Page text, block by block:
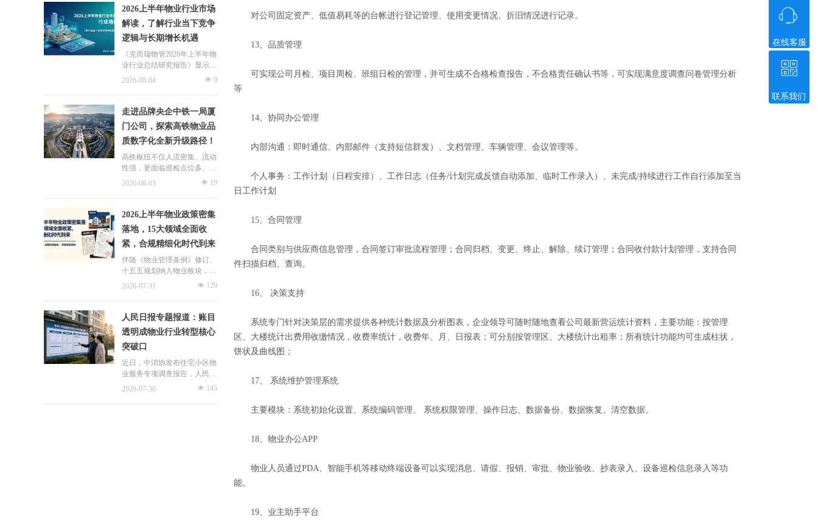
对公司固定资产、低值易耗等的台帐进行登记管理、使用变更情况、折旧情况进行记录。
13、品质管理
可实现公司月检、 项目周检、班组日检的管理，并可生成不合格检查报告，不合格责任确认书等，可实现满意度调查问卷管理分析
等
14、协同办公管理
内部沟通：即时通信、内部邮件（支持短信群发）、文档管理、车辆管理、会议管理等。
个人事务：工作计划（日程安排）、工作日志（任务/计划完成反馈自动添加、临时工作录入）、未完成/持续进行工作自行添加至当
日工作计划
15、合同管理
合同类别与供应商信息管理，合同签订审批流程管理；合同归档、变更、终止、解除、续订管理；合同收付款计划管理，支持合同
件扫描归档、查询。
16、 决策支持
系统专门针对决策层的需求提供各种统计数据及分析图表，企业领导可随时随地查看公司最新营运统计资料，主要功能：按管理
区、大楼统计出费用收缴情况，收费率统计，收费年、月、日报表；可分别按管理区、大楼统计出租率；所有统计功能均可生成柱状，
饼状及曲线图；
17、 系统维护管理系统
主要模块：系统初始化设置、系统编码管理、 系统权限管理、操作日志、数据备份、数据恢复、清空数据。
18、物业办公APP
物业人员通过PDA、智能手机等移动终端设备可以实现消息、请假、报销、审批、物业验收、抄表录入、设备巡检信息录入等功
能。
19、业主助手平台
独经营难以盈利，连片整合、
片区化托管成为主流模式，政
企协同搭建长效运营机制，依
托社区增值服务反哺基础物业
服务，形成可持续经营闭环。
2026上半年物业行业市场
解读，了解行业当下竞争
逻辑与长期增长机遇
《克而瑞物管2026年上半年物
业行业总结研究报告》显示，
新房交付规模持续收缩，存量
最大课题。以上海为标杆，全
国超16座城市落地团购物业、
连片治理、政企协同新模式，
破解小区体量小、收费低、运
营亏损、无人接管难题。
넶 9
2026-08-04
走进品牌央企中铁一局厦
门公司，探索高铁物业品
质数字化全新升级路径！
高铁枢纽不仅人流密集、流动
性强，更面临巡检点位多、频
次高、覆盖广、标准严等多重
厦门公司的实际运营情况，为
其打造适配高铁业务场景的数
字化品质运营方案：通过搭建
标准库量化作业细则，按需动
态调整春运、节假日等特殊时
段的巡检需求，依托照片墙留
存巡检实景，杜绝作弊、敷衍
已完成、未完成、超时、问题
工单等状态，并智能督办超时
工单，搭配品质运营报表落地
精细化运营管理需求，全方位
筑牢高铁物业品质防线！
넶 19
2026-08-03
2026上半年物业政策密集
落地，15大领域全面收
紧，合规精细化时代到来
伴随《物业管理条例》修订、
十五五规划纳入物业板块，行
业彻底告别野蛮扩张模式，合
治成为未来核心发展主线。
넶 129
2026-07-31
人民日报专题报道：账目
透明成物业行业转型核心
突破口
近日，中消协发布住宅小区物
业服务专项调查报告，人民日
报同步刊发专题报道，直指超
公共收益等核心财务信息，物
넶 145
2026-07-30
在线客服
ꁱ
联系我们
ꀥ
微信二维码